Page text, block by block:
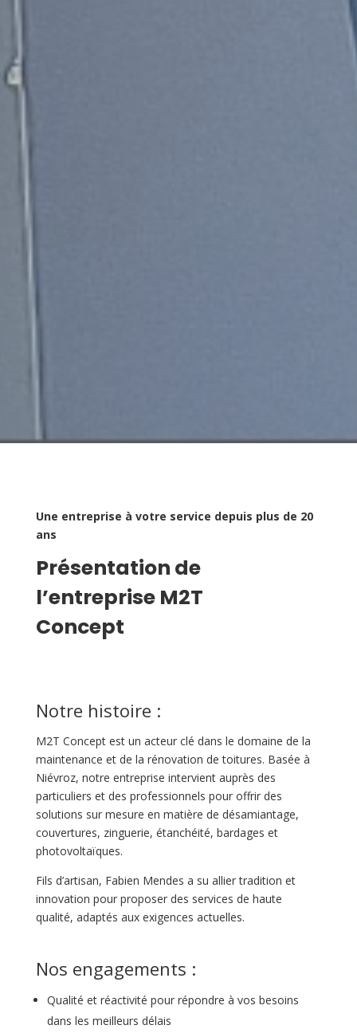
Une entreprise à votre service depuis plus de 20
ans
Présentation de
l’entreprise M2T
Concept
Notre histoire :
M2T Concept est un acteur clé dans le domaine de la
maintenance et de la rénovation de toitures. Basée à
Niévroz, notre entreprise intervient auprès des
particuliers et des professionnels pour offrir des
solutions sur mesure en matière de désamiantage,
couvertures, zinguerie, étanchéité, bardages et
photovoltaïques.
Fils d’artisan, Fabien Mendes a su allier tradition et
innovation pour proposer des services de haute
qualité, adaptés aux exigences actuelles.
Nos engagements :
Qualité et réactivité pour répondre à vos besoins
dans les meilleurs délais